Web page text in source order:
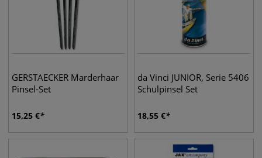
GERSTAECKER Marderhaar
Pinsel-Set
15,25 €
da Vinci JUNIOR, Serie 5406
Schulpinsel Set
18,55 €